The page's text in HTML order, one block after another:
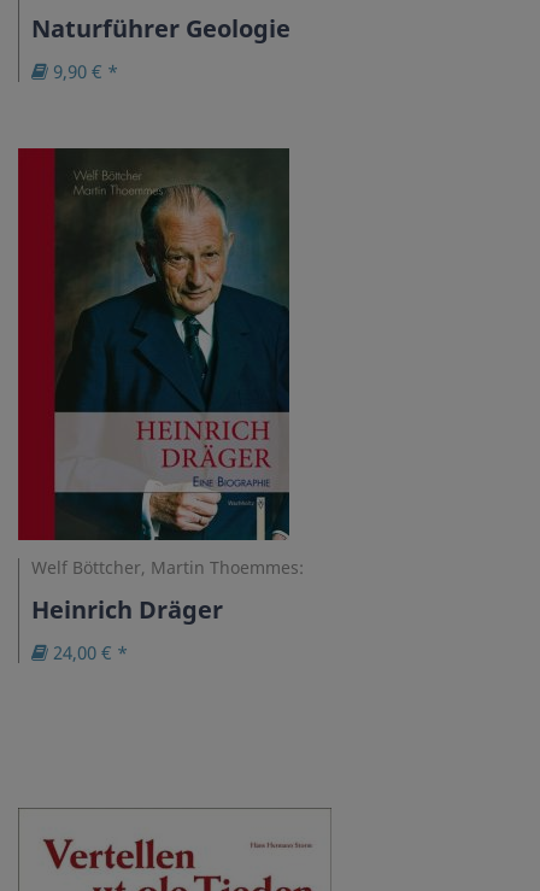
Naturführer Geologie
9,90 € *
Welf Böttcher, Martin Thoemmes:
Heinrich Dräger
24,00 € *